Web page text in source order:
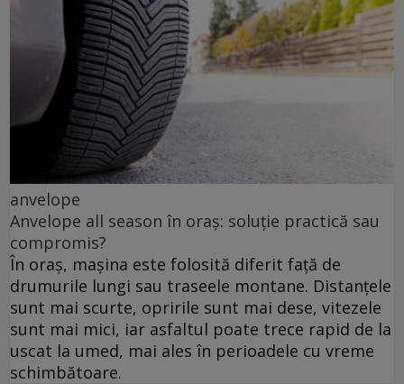
anvelope
Anvelope all season în oraș: soluție practică sau
compromis?
În oraș, mașina este folosită diferit față de
drumurile lungi sau traseele montane. Distanțele
sunt mai scurte, opririle sunt mai dese, vitezele
sunt mai mici, iar asfaltul poate trece rapid de la
uscat la umed, mai ales în perioadele cu vreme
schimbătoare.